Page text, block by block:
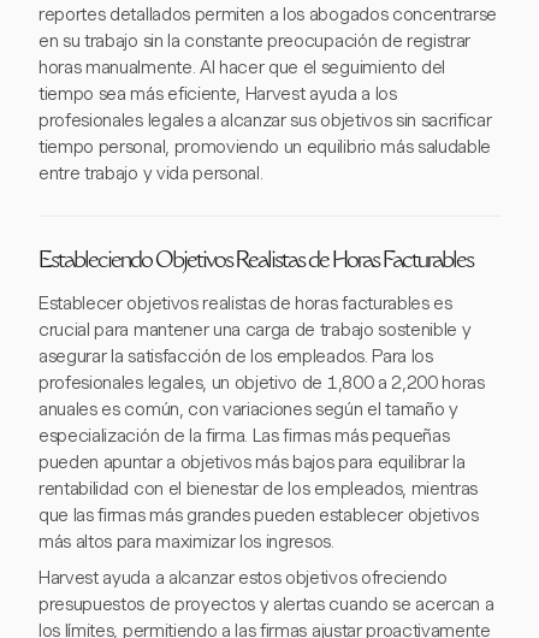
reportes detallados permiten a los abogados concentrarse
en su trabajo sin la constante preocupación de registrar
horas manualmente. Al hacer que el seguimiento del
tiempo sea más eficiente, Harvest ayuda a los
profesionales legales a alcanzar sus objetivos sin sacrificar
tiempo personal, promoviendo un equilibrio más saludable
entre trabajo y vida personal.
Estableciendo Objetivos Realistas de Horas Facturables
Establecer objetivos realistas de horas facturables es
crucial para mantener una carga de trabajo sostenible y
asegurar la satisfacción de los empleados. Para los
profesionales legales, un objetivo de 1,800 a 2,200 horas
anuales es común, con variaciones según el tamaño y
especialización de la firma. Las firmas más pequeñas
pueden apuntar a objetivos más bajos para equilibrar la
rentabilidad con el bienestar de los empleados, mientras
que las firmas más grandes pueden establecer objetivos
más altos para maximizar los ingresos.
Harvest ayuda a alcanzar estos objetivos ofreciendo
presupuestos de proyectos y alertas cuando se acercan a
los límites, permitiendo a las firmas ajustar proactivamente